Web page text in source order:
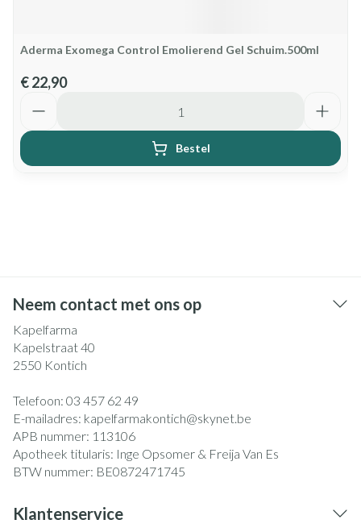
Aderma Exomega Control Emolierend Gel Schuim.500ml
€ 22,90
Bestel
Neem contact met ons op
Kapelfarma
Kapelstraat 40
2550 Kontich
Telefoon: 03 457 62 49
E-mailadres: kapelfarmakontich@skynet.be
APB nummer: 113106
Apotheek titularis: Inge Opsomer & Freija Van Es
BTW nummer: BE0872471745
Klantenservice